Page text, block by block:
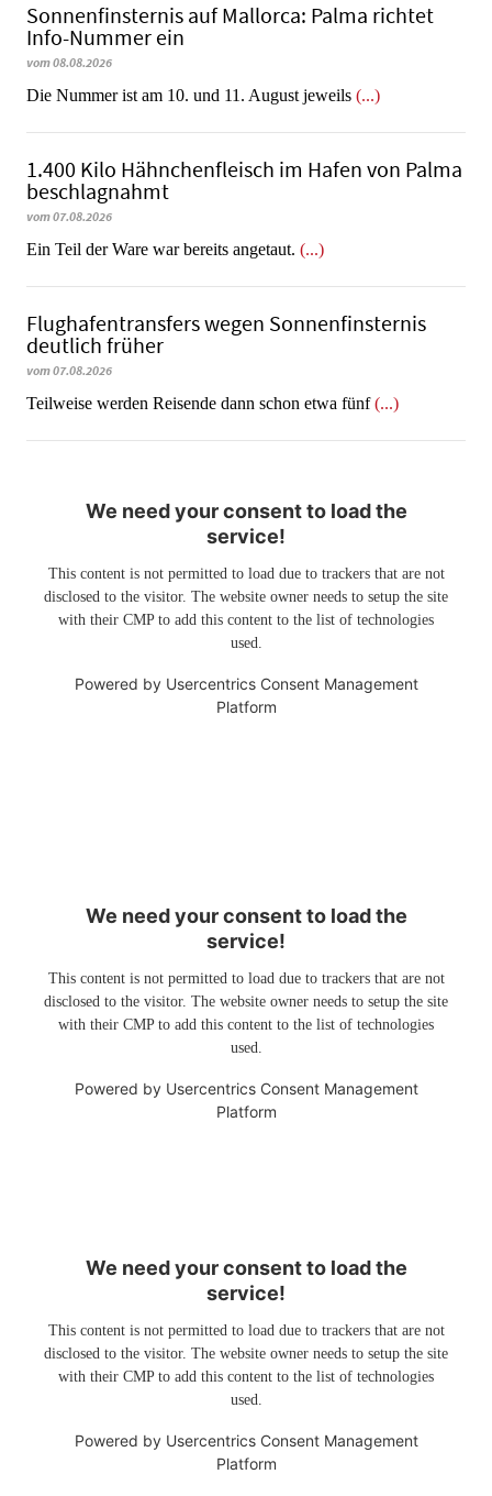
Sonnenfinsternis auf Mallorca: Palma richtet
Info-Nummer ein
vom 08.08.2026
Die Nummer ist am 10. und 11. August jeweils (...)
1.400 Kilo Hähnchenfleisch im Hafen von Palma
beschlagnahmt
vom 07.08.2026
​​​​​​​Ein Teil der Ware war bereits angetaut. (...)
Flughafentransfers wegen Sonnenfinsternis
deutlich früher
vom 07.08.2026
Teilweise werden Reisende dann schon etwa fünf(...)
We need your consent to load the
service!
This content is not permitted to load due to trackers that are not
disclosed to the visitor. The website owner needs to setup the site
with their CMP to add this content to the list of technologies
used.
Powered by Usercentrics Consent Management
Platform
We need your consent to load the
service!
This content is not permitted to load due to trackers that are not
disclosed to the visitor. The website owner needs to setup the site
with their CMP to add this content to the list of technologies
used.
Powered by Usercentrics Consent Management
Platform
We need your consent to load the
service!
This content is not permitted to load due to trackers that are not
disclosed to the visitor. The website owner needs to setup the site
with their CMP to add this content to the list of technologies
used.
Powered by Usercentrics Consent Management
Platform